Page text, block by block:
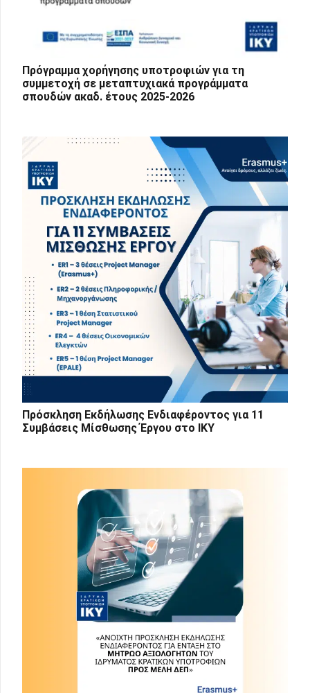
Πρόγραμμα χορήγησης υποτροφιών για τη
συμμετοχή σε μεταπτυχιακά προγράμματα
σπουδών ακαδ. έτους 2025-2026
Πρόσκληση Εκδήλωσης Ενδιαφέροντος για 11
Συμβάσεις Μίσθωσης Έργου στο ΙΚΥ